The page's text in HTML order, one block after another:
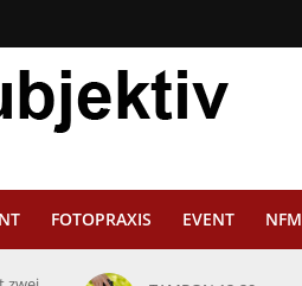
FOTOPRAXIS EVENT NFM